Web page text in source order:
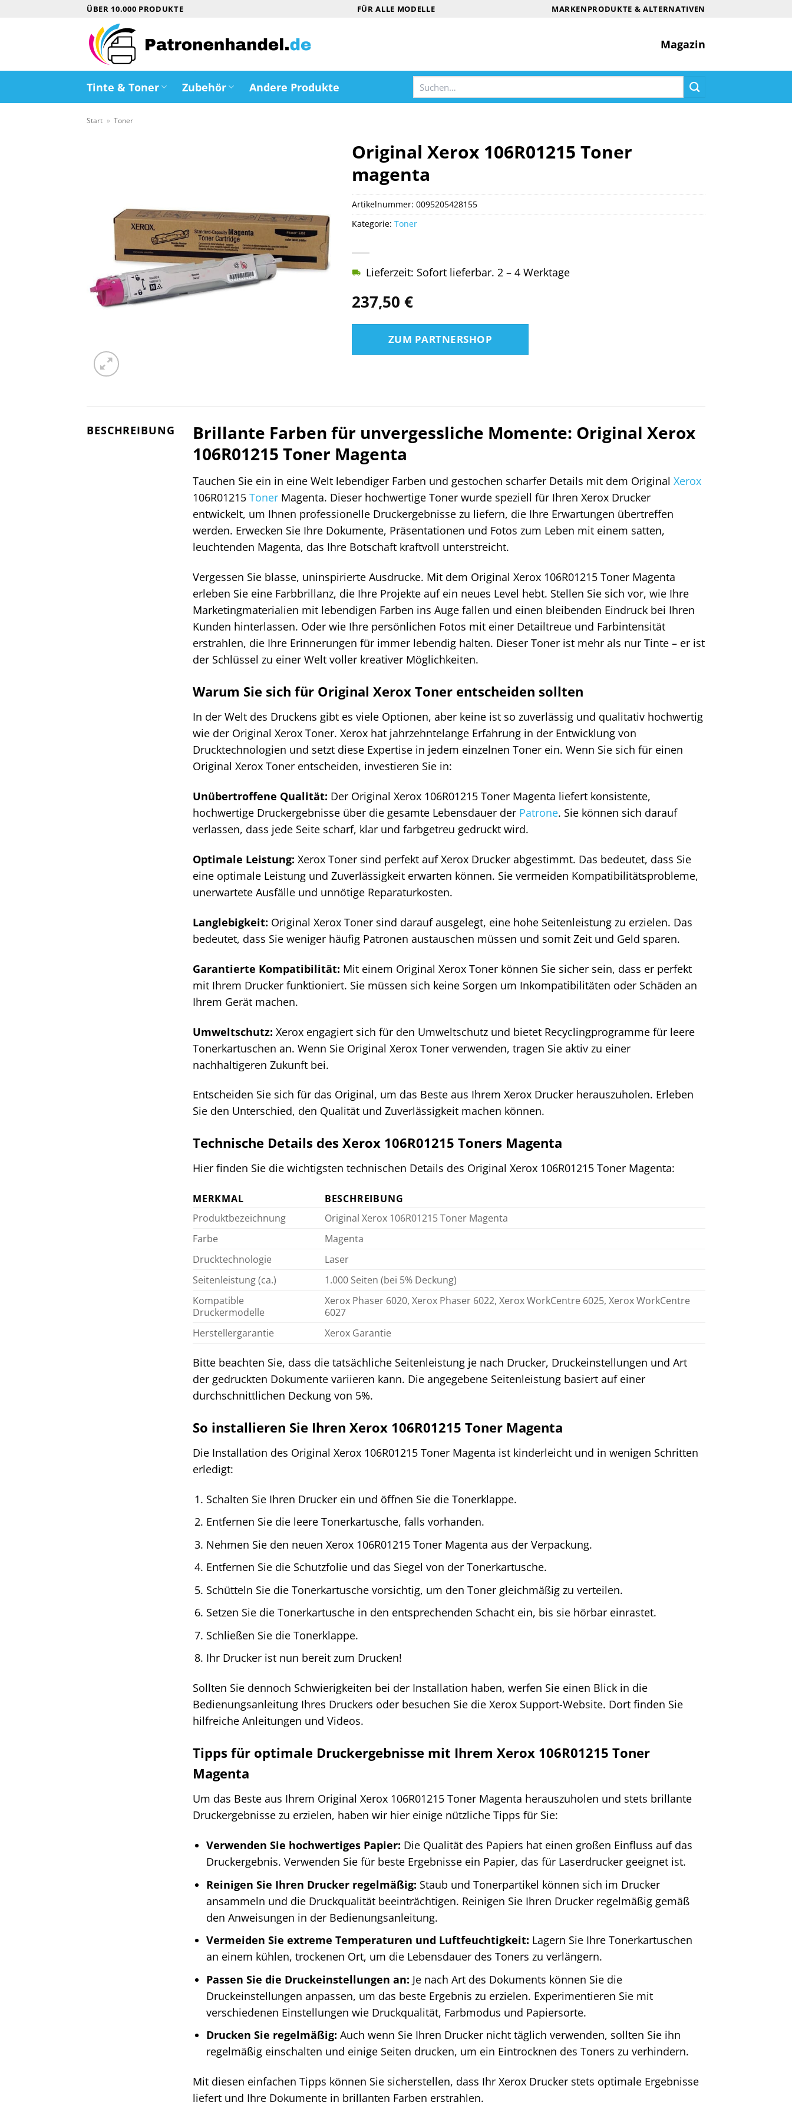
ÜBER 10.000 PRODUKTE FÜR ALLE MODELLE MARKENPRODUKTE & ALTERNATIVEN
Magazin
Tinte & Toner Zubehör Andere Produkte
Suchen
nach:
Start » Toner
Original Xerox 106R01215 Toner
magenta
237,50 €
Lieferzeit: Sofort lieferbar. 2 – 4 Werktage
ZUM PARTNERSHOP
Artikelnummer: 0095205428155
Kategorie: Toner
BESCHREIBUNG
Brillante Farben für unvergessliche Momente: Original Xerox
106R01215 Toner Magenta
Tauchen Sie ein in eine Welt lebendiger Farben und gestochen scharfer Details mit dem Original Xerox
106R01215 Toner Magenta. Dieser hochwertige Toner wurde speziell für Ihren Xerox Drucker
entwickelt, um Ihnen professionelle Druckergebnisse zu liefern, die Ihre Erwartungen übertreffen
werden. Erwecken Sie Ihre Dokumente, Präsentationen und Fotos zum Leben mit einem satten,
leuchtenden Magenta, das Ihre Botschaft kraftvoll unterstreicht.
Vergessen Sie blasse, uninspirierte Ausdrucke. Mit dem Original Xerox 106R01215 Toner Magenta
erleben Sie eine Farbbrillanz, die Ihre Projekte auf ein neues Level hebt. Stellen Sie sich vor, wie Ihre
Marketingmaterialien mit lebendigen Farben ins Auge fallen und einen bleibenden Eindruck bei Ihren
Kunden hinterlassen. Oder wie Ihre persönlichen Fotos mit einer Detailtreue und Farbintensität
erstrahlen, die Ihre Erinnerungen für immer lebendig halten. Dieser Toner ist mehr als nur Tinte – er ist
der Schlüssel zu einer Welt voller kreativer Möglichkeiten.
Warum Sie sich für Original Xerox Toner entscheiden sollten
In der Welt des Druckens gibt es viele Optionen, aber keine ist so zuverlässig und qualitativ hochwertig
wie der Original Xerox Toner. Xerox hat jahrzehntelange Erfahrung in der Entwicklung von
Drucktechnologien und setzt diese Expertise in jedem einzelnen Toner ein. Wenn Sie sich für einen
Original Xerox Toner entscheiden, investieren Sie in:
Unübertroffene Qualität: Der Original Xerox 106R01215 Toner Magenta liefert konsistente,
hochwertige Druckergebnisse über die gesamte Lebensdauer der Patrone. Sie können sich darauf
verlassen, dass jede Seite scharf, klar und farbgetreu gedruckt wird.
Optimale Leistung: Xerox Toner sind perfekt auf Xerox Drucker abgestimmt. Das bedeutet, dass Sie
eine optimale Leistung und Zuverlässigkeit erwarten können. Sie vermeiden Kompatibilitätsprobleme,
unerwartete Ausfälle und unnötige Reparaturkosten.
Langlebigkeit: Original Xerox Toner sind darauf ausgelegt, eine hohe Seitenleistung zu erzielen. Das
bedeutet, dass Sie weniger häufig Patronen austauschen müssen und somit Zeit und Geld sparen.
Garantierte Kompatibilität: Mit einem Original Xerox Toner können Sie sicher sein, dass er perfekt
mit Ihrem Drucker funktioniert. Sie müssen sich keine Sorgen um Inkompatibilitäten oder Schäden an
Ihrem Gerät machen.
Umweltschutz: Xerox engagiert sich für den Umweltschutz und bietet Recyclingprogramme für leere
Tonerkartuschen an. Wenn Sie Original Xerox Toner verwenden, tragen Sie aktiv zu einer
nachhaltigeren Zukunft bei.
Entscheiden Sie sich für das Original, um das Beste aus Ihrem Xerox Drucker herauszuholen. Erleben
Sie den Unterschied, den Qualität und Zuverlässigkeit machen können.
Technische Details des Xerox 106R01215 Toners Magenta
Hier finden Sie die wichtigsten technischen Details des Original Xerox 106R01215 Toner Magenta:
MERKMAL
BESCHREIBUNG
Produktbezeichnung
Original Xerox 106R01215 Toner Magenta
Farbe
Magenta
Drucktechnologie
Laser
Seitenleistung (ca.)
1.000 Seiten (bei 5% Deckung)
Kompatible
Druckermodelle
Xerox Phaser 6020, Xerox Phaser 6022, Xerox WorkCentre 6025, Xerox WorkCentre
6027
Herstellergarantie
Xerox Garantie
Bitte beachten Sie, dass die tatsächliche Seitenleistung je nach Drucker, Druckeinstellungen und Art
der gedruckten Dokumente variieren kann. Die angegebene Seitenleistung basiert auf einer
durchschnittlichen Deckung von 5%.
So installieren Sie Ihren Xerox 106R01215 Toner Magenta
Die Installation des Original Xerox 106R01215 Toner Magenta ist kinderleicht und in wenigen Schritten
erledigt:
Schalten Sie Ihren Drucker ein und öffnen Sie die Tonerklappe.
Entfernen Sie die leere Tonerkartusche, falls vorhanden.
Nehmen Sie den neuen Xerox 106R01215 Toner Magenta aus der Verpackung.
Entfernen Sie die Schutzfolie und das Siegel von der Tonerkartusche.
Schütteln Sie die Tonerkartusche vorsichtig, um den Toner gleichmäßig zu verteilen.
Setzen Sie die Tonerkartusche in den entsprechenden Schacht ein, bis sie hörbar einrastet.
Schließen Sie die Tonerklappe.
Ihr Drucker ist nun bereit zum Drucken!
Sollten Sie dennoch Schwierigkeiten bei der Installation haben, werfen Sie einen Blick in die
Bedienungsanleitung Ihres Druckers oder besuchen Sie die Xerox Support-Website. Dort finden Sie
hilfreiche Anleitungen und Videos.
Tipps für optimale Druckergebnisse mit Ihrem Xerox 106R01215 Toner
Magenta
Um das Beste aus Ihrem Original Xerox 106R01215 Toner Magenta herauszuholen und stets brillante
Druckergebnisse zu erzielen, haben wir hier einige nützliche Tipps für Sie:
Verwenden Sie hochwertiges Papier: Die Qualität des Papiers hat einen großen Einfluss auf das
Druckergebnis. Verwenden Sie für beste Ergebnisse ein Papier, das für Laserdrucker geeignet ist.
Reinigen Sie Ihren Drucker regelmäßig: Staub und Tonerpartikel können sich im Drucker
ansammeln und die Druckqualität beeinträchtigen. Reinigen Sie Ihren Drucker regelmäßig gemäß
den Anweisungen in der Bedienungsanleitung.
Vermeiden Sie extreme Temperaturen und Luftfeuchtigkeit: Lagern Sie Ihre Tonerkartuschen
an einem kühlen, trockenen Ort, um die Lebensdauer des Toners zu verlängern.
Passen Sie die Druckeinstellungen an: Je nach Art des Dokuments können Sie die
Druckeinstellungen anpassen, um das beste Ergebnis zu erzielen. Experimentieren Sie mit
verschiedenen Einstellungen wie Druckqualität, Farbmodus und Papiersorte.
Drucken Sie regelmäßig: Auch wenn Sie Ihren Drucker nicht täglich verwenden, sollten Sie ihn
regelmäßig einschalten und einige Seiten drucken, um ein Eintrocknen des Toners zu verhindern.
Mit diesen einfachen Tipps können Sie sicherstellen, dass Ihr Xerox Drucker stets optimale Ergebnisse
liefert und Ihre Dokumente in brillanten Farben erstrahlen.